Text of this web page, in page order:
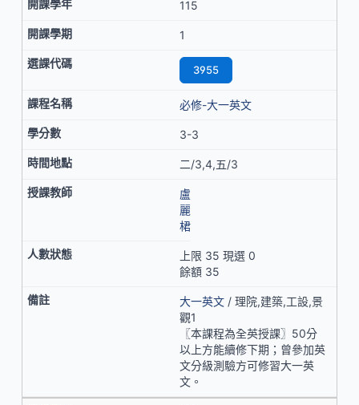
115
1
3955
必修-大一英文
3-3
二/3,4,五/3
盧
麗
桾
上限 35 現選 0
餘額 35
大一英文 / 理院,建築,工設,景
觀1
〖本課程為全英授課〗50分
以上方能續修下期；曾參加英
文分級測驗方可修習大一英
文。